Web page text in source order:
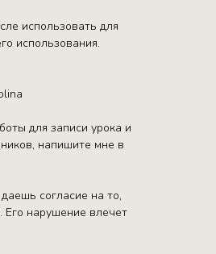
использовать для
использования.
для записи урока и
напишите мне в
согласие на то,
Его нарушение влечет